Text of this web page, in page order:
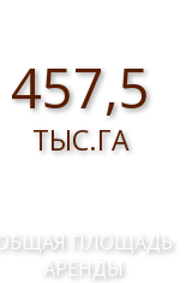
457,5
ТЫС.ГА
ОБЩАЯ ПЛОЩАДЬ
АРЕНДЫ